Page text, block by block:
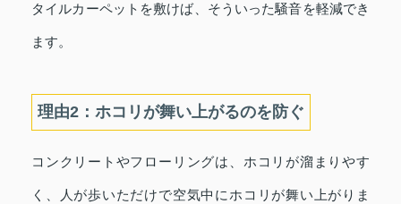
タイルカーペットを敷けば、そういった騒音を軽減でき
ます。
理由2：ホコリが舞い上がるのを防ぐ
コンクリートやフローリングは、ホコリが溜まりやす
く、人が歩いただけで空気中にホコリが舞い上がりま